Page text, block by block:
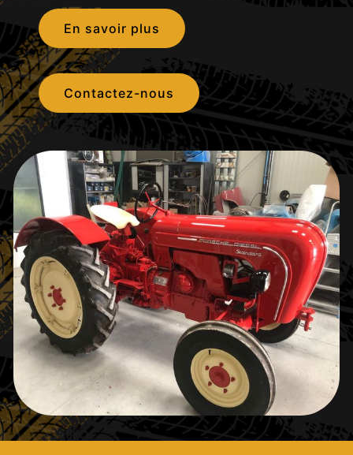
En savoir plus
Contactez-nous